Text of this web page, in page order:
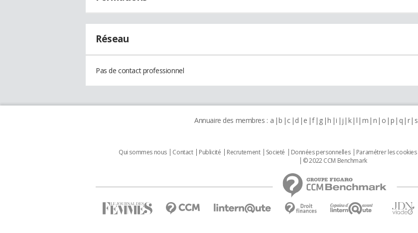
Réseau
Pas de contact professionnel
Annuaire des membres : a b c d e f g h i j k l m n o p q r s
Qui sommes nous Contact Publicité Recrutement Societé Données personnelles Paramétrer les cookies
© 2022 CCM Benchmark